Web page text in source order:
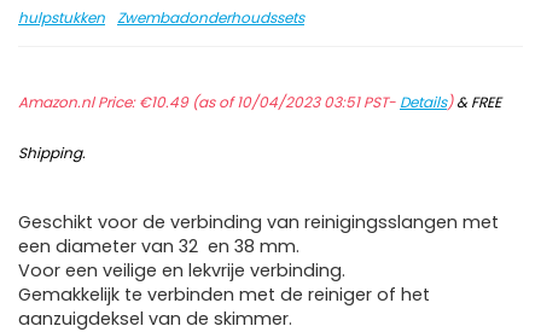
hulpstukken Zwembadonderhoudssets
Amazon.nl Price:€10.49(as of 10/04/2023 03:51 PST- Details)&FREE
Shipping.
Geschikt voor de verbinding van reinigingsslangen met
een diameter van 32 ​​​​ en 38 mm.
Voor een veilige en lekvrije verbinding.
Gemakkelijk te verbinden met de reiniger of het
aanzuigdeksel van de skimmer.